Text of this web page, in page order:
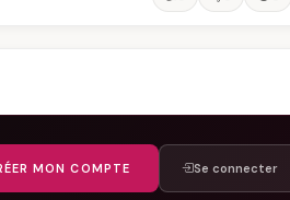
MON COMPTE Se connecter